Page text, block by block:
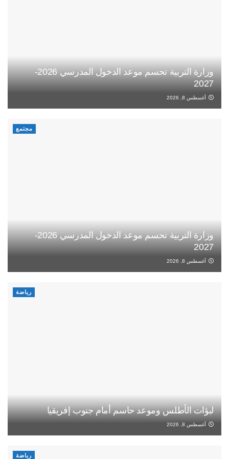
وزارة التربية تحسم موعد الدخول المدرسي 2026-
2027
أغسطس 8, 2026
مجتمع
وزارة التربية تحسم موعد الدخول المدرسي 2026-
2027
أغسطس 8, 2026
رياضة
لبؤات الأطلس وموعد حاسم أمام جنوب إفريقيا
أغسطس 8, 2026
رياضة